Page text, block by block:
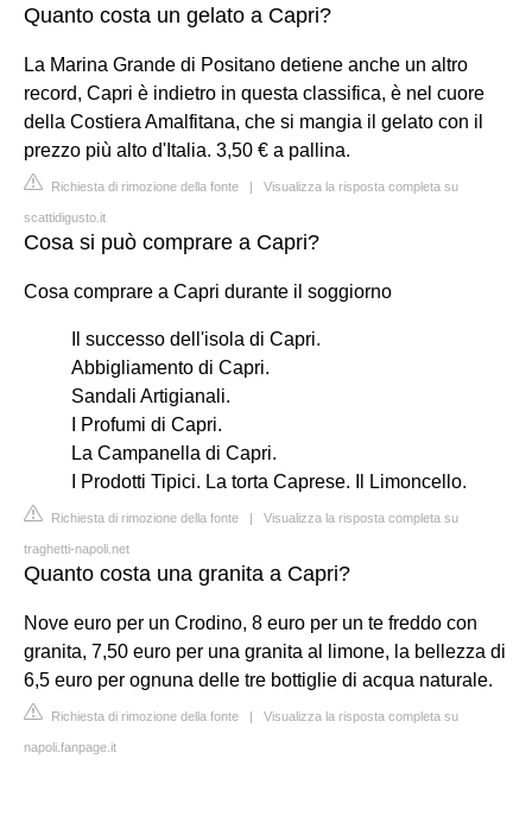
Quanto costa un gelato a Capri?
La Marina Grande di Positano detiene anche un altro
record, Capri è indietro in questa classifica, è nel cuore
della Costiera Amalfitana, che si mangia il gelato con il
prezzo più alto d'Italia. 3,50 € a pallina.
Richiesta di rimozione della fonte | Visualizza la risposta completa su
scattidigusto.it
Cosa si può comprare a Capri?
Cosa comprare a Capri durante il soggiorno
Il successo dell'isola di Capri.
Abbigliamento di Capri.
Sandali Artigianali.
I Profumi di Capri.
La Campanella di Capri.
I Prodotti Tipici. La torta Caprese. Il Limoncello.
Richiesta di rimozione della fonte | Visualizza la risposta completa su
traghetti-napoli.net
Quanto costa una granita a Capri?
Nove euro per un Crodino, 8 euro per un te freddo con
granita, 7,50 euro per una granita al limone, la bellezza di
6,5 euro per ognuna delle tre bottiglie di acqua naturale.
Richiesta di rimozione della fonte | Visualizza la risposta completa su
napoli.fanpage.it